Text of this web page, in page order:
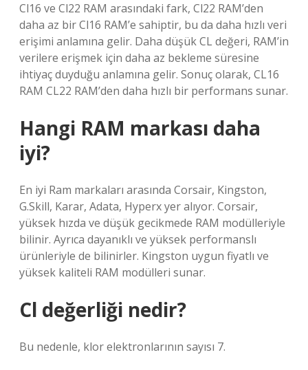
Cl16 ve Cl22 RAM arasındaki fark, Cl22 RAM’den
daha az bir Cl16 RAM’e sahiptir, bu da daha hızlı veri
erişimi anlamına gelir. Daha düşük CL değeri, RAM’in
verilere erişmek için daha az bekleme süresine
ihtiyaç duyduğu anlamına gelir. Sonuç olarak, CL16
RAM CL22 RAM’den daha hızlı bir performans sunar.
Hangi RAM markası daha
iyi?
En iyi Ram markaları arasında Corsair, Kingston,
G.Skill, Karar, Adata, Hyperx yer alıyor. Corsair,
yüksek hızda ve düşük gecikmede RAM modülleriyle
bilinir. Ayrıca dayanıklı ve yüksek performanslı
ürünleriyle de bilinirler. Kingston uygun fiyatlı ve
yüksek kaliteli RAM modülleri sunar.
Cl değerliği nedir?
Bu nedenle, klor elektronlarının sayısı 7.